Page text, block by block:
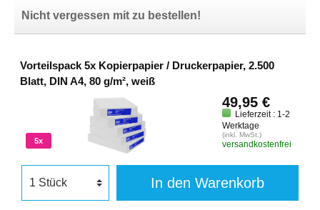
Nicht vergessen mit zu bestellen!
Vorteilspack 5x Kopierpapier / Druckerpapier, 2.500
Blatt, DIN A4, 80 g/m², weiß
5x
49,95 €
Lieferzeit : 1-2
Werktage
(inkl. MwSt.)
versandkostenfrei
In den Warenkorb